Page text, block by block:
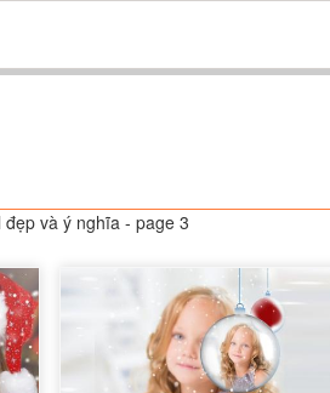
và ý nghĩa - page 3